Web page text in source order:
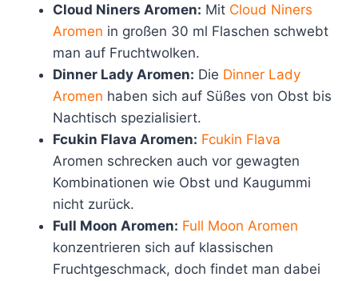
Cloud Niners Aromen: Mit Cloud Niners
Aromen in großen 30 ml Flaschen schwebt
man auf Fruchtwolken.
Dinner Lady Aromen: Die Dinner Lady
Aromen haben sich auf Süßes von Obst bis
Nachtisch spezialisiert.
Fcukin Flava Aromen: Fcukin Flava
Aromen schrecken auch vor gewagten
Kombinationen wie Obst und Kaugummi
nicht zurück.
Full Moon Aromen: Full Moon Aromen
konzentrieren sich auf klassischen
Fruchtgeschmack, doch findet man dabei